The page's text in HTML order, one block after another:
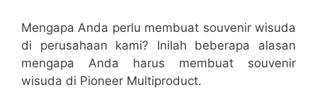
Mengapa Anda perlu membuat souvenir wisuda
di perusahaan kami? Inilah beberapa alasan
mengapa Anda harus membuat souvenir
wisuda di Pioneer Multiproduct.